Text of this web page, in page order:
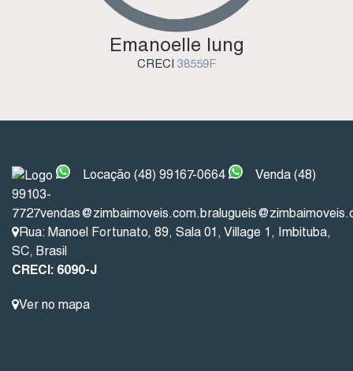
Emanoelle Iung
CRECI 38559F
Locação (48) 99167-0664
Venda (48)
99103-
7727vendas@zimbaimoveis.com.br
Rua: Manoel Fortunato, 89, Sala 01, Village 1, Imbituba,
SC, Brasil
CRECI: 6090-J
Ver no mapa